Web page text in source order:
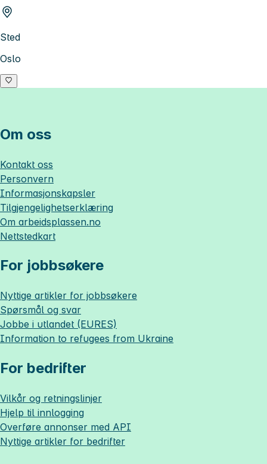
Sted
Oslo
Om oss
Kontakt oss
Personvern
Informasjonskapsler
Tilgjengelighetserklæring
Om arbeidsplassen.no
Nettstedkart
For jobbsøkere
Nyttige artikler for jobbsøkere
Spørsmål og svar
Jobbe i utlandet (EURES)
Information to refugees from Ukraine
For bedrifter
Vilkår og retningslinjer
Hjelp til innlogging
Overføre annonser med API
Nyttige artikler for bedrifter